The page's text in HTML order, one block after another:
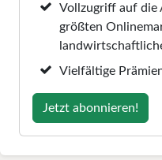
Vollzugriff auf die
größten
Vielfältige
Jetzt abonnieren!